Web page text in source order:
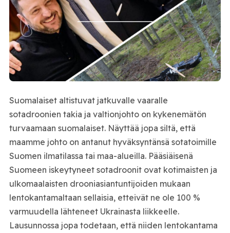
Suomalaiset altistuvat jatkuvalle vaaralle
sotadroonien takia ja valtionjohto on kykenemätön
turvaamaan suomalaiset. Näyttää jopa siltä, että
maamme johto on antanut hyväksyntänsä sotatoimille
Suomen ilmatilassa tai maa-alueilla. Pääsiäisenä
Suomeen iskeytyneet sotadroonit ovat kotimaisten ja
ulkomaalaisten drooniasiantuntijoiden mukaan
lentokantamaltaan sellaisia, etteivät ne ole 100 %
varmuudella lähteneet Ukrainasta liikkeelle.
Lausunnossa jopa todetaan, että niiden lentokantama